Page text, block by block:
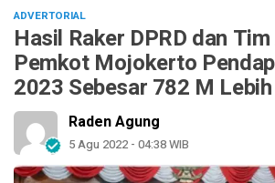
ADVERTORIAL
Hasil Raker DPRD dan
Pemkot Mojokerto
2023 Sebesar 782 M Lebih
Raden Agung
5 Agu 2022 - 04:38 WIB